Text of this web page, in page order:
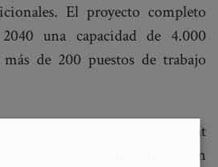
El proyecto completo
una capacidad de 4.000
de 200 puestos de trabajo
destacó que Sea Eight
sostenible, respetuosa con